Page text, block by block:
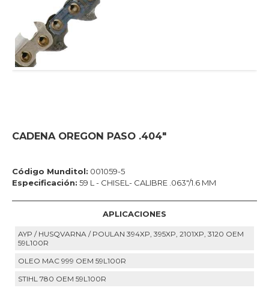
CADENA OREGON PASO .404"
Código Munditol: 001059-5
Especificación: 59 L - CHISEL- CALIBRE .063"/1.6 MM
APLICACIONES
AYP / HUSQVARNA / POULAN 394XP, 395XP, 2101XP, 3120 OEM
59L100R
OLEO MAC 999 OEM 59L100R
STIHL 780 OEM 59L100R